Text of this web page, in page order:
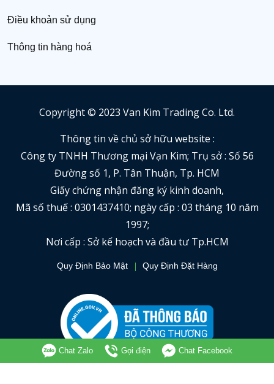
Điều khoản sử dụng
Thông tin hàng hoá
Copyright © 2023 Van Kim Trading Co. Ltd.
Thông tin về chủ sở hữu website :
Công ty TNHH Thương mại Vạn Kim; Trụ sở : Số 56
Đường số 1, P. Tân Thuận, Tp. HCM
Giấy chứng nhận đăng ký kinh doanh,
Mã số thuế : 0301437410; ngày cấp : 03 tháng 10 năm
1997;
Nơi cấp : Sở kế hoạch và đầu tư Tp.HCM
Quy Định Bảo Mật Quy Định Đặt Hàng
Chat Zalo Gọi điện Chat Facebook